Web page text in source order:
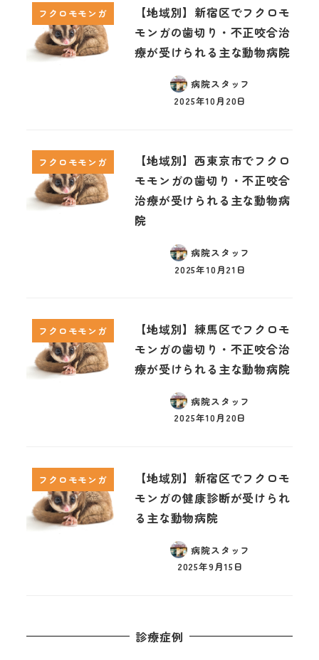
フクロモモンガ
【地域別】新宿区でフクロモ
モンガの歯切り・不正咬合治
療が受けられる主な動物病院
病院スタッフ
2025年10月20日
フクロモモンガ
【地域別】西東京市でフクロ
モモンガの歯切り・不正咬合
治療が受けられる主な動物病
院
病院スタッフ
2025年10月21日
フクロモモンガ
【地域別】練馬区でフクロモ
モンガの歯切り・不正咬合治
療が受けられる主な動物病院
病院スタッフ
2025年10月20日
フクロモモンガ
【地域別】新宿区でフクロモ
モンガの健康診断が受けられ
る主な動物病院
病院スタッフ
2025年9月15日
診療症例